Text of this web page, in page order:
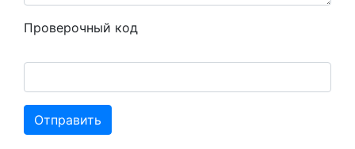
Проверочный код
Отправить